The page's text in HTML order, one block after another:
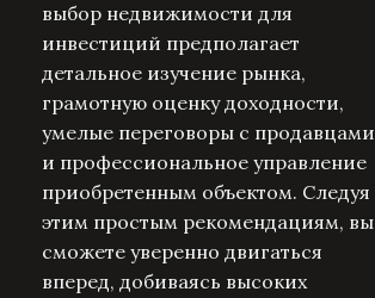
выбор недвижимости для
инвестиций предполагает
детальное изучение рынка,
грамотную оценку доходности,
умелые переговоры с продавцами
и профессиональное управление
приобретенным объектом. Следуя
этим простым рекомендациям, вы
сможете уверенно двигаться
вперед, добиваясь высоких